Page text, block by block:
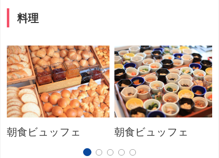
料理
朝食ビュッフェ 朝食ビュッフェ